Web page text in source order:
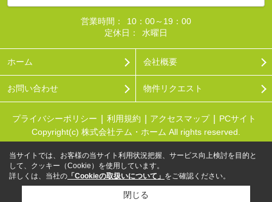
営業時間：
10：00～19：00
定休日：
水曜日
ホーム 会社概要
お問い合わせ 物件リクエスト
プライバシーポリシー 利用規約 アクセスマップ
PCサイト
Copyright(c) 株式会社テム・ホーム All rights reserved.
当サイトでは、お客様の当サイト利用状況把握、サービス向上検討を目的と
して、クッキー（Cookie）を使用しています。
詳しくは、当社の 「Cookieの取扱いについて」 をご確認ください。
閉じる